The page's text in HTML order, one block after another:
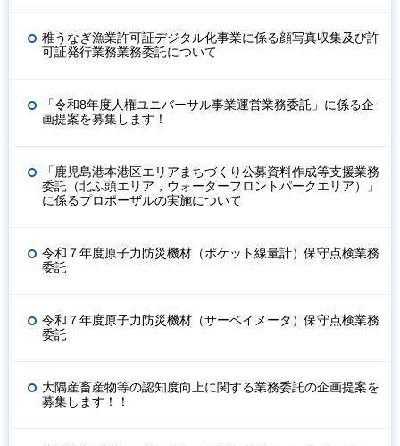
稚うなぎ漁業許可証デジタル化事業に係る顔写真収集及び許
可証発行業務業務委託について
「令和8年度人権ユニバーサル事業運営業務委託」に係る企
画提案を募集します！
「鹿児島港本港区エリアまちづくり公募資料作成等支援業務
委託（北ふ頭エリア，ウォーターフロントパークエリア）」
に係るプロポーザルの実施について
令和７年度原子力防災機材（ポケット線量計）保守点検業務
委託
令和７年度原子力防災機材（サーベイメータ）保守点検業務
委託
大隅産畜産物等の認知度向上に関する業務委託の企画提案を
募集します！！